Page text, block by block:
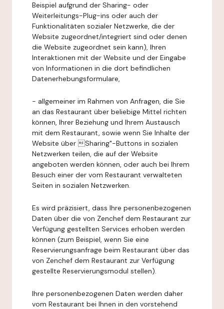
Beispiel aufgrund der Sharing- oder
Weiterleitungs-Plug-ins oder auch der
Funktionalitäten sozialer Netzwerke, die der
Website zugeordnet/integriert sind oder denen
die Website zugeordnet sein kann), Ihren
Interaktionen mit der Website und der Eingabe
von Informationen in die dort befindlichen
Datenerhebungsformulare,
- allgemeiner im Rahmen von Anfragen, die Sie
an das Restaurant über beliebige Mittel richten
können, Ihrer Beziehung und Ihrem Austausch
mit dem Restaurant, sowie wenn Sie Inhalte der
Website über Sharing"-Buttons in sozialen
Netzwerken teilen, die auf der Website
angeboten werden können, oder auch bei Ihrem
Besuch einer der vom Restaurant verwalteten
Seiten in sozialen Netzwerken.
Es wird präzisiert, dass Ihre personenbezogenen
Daten über die von Zenchef dem Restaurant zur
Verfügung gestellten Services erhoben werden
können (zum Beispiel, wenn Sie eine
Reservierungsanfrage beim Restaurant über das
von Zenchef dem Restaurant zur Verfügung
gestellte Reservierungsmodul stellen).
Ihre personenbezogenen Daten werden daher
vom Restaurant bei Ihnen in den vorstehend